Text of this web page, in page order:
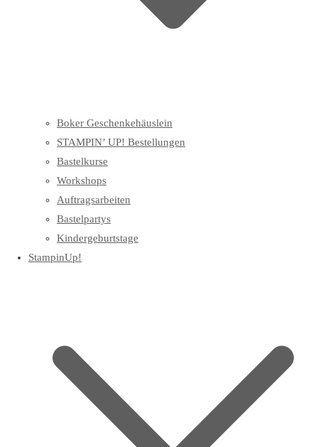
Boker Geschenkehäuslein
STAMPIN’ UP! Bestellungen
Bastelkurse
Workshops
Auftragsarbeiten
Bastelpartys
Kindergeburtstage
StampinUp!